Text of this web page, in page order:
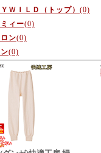
ＷＩＬＤ（トップ） (0)
ィー(0)
ン(0)
(0)